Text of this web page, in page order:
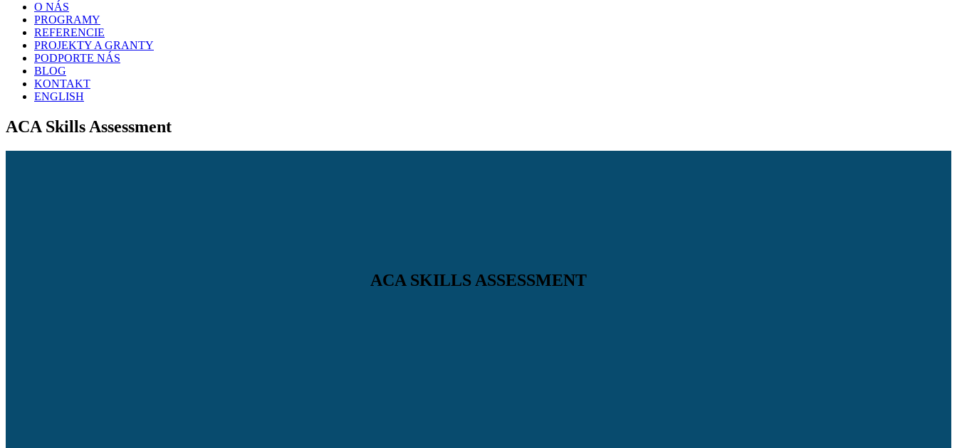
O NÁS
PROGRAMY
REFERENCIE
PROJEKTY A GRANTY
PODPORTE NÁS
BLOG
KONTAKT
ENGLISH
ACA Skills Assessment
ACA SKILLS ASSESSMENT